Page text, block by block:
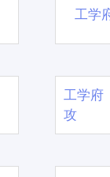
工学
工学府
攻